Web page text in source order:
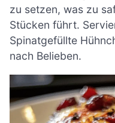
zu setzen, was zu
Stücken führt.
Spinatgefüllte
nach Belieben.